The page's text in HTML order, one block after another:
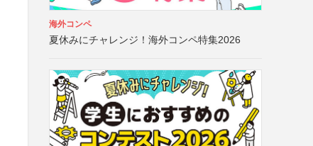
海外コンペ
夏休みにチャレンジ！海外コンペ特集2026